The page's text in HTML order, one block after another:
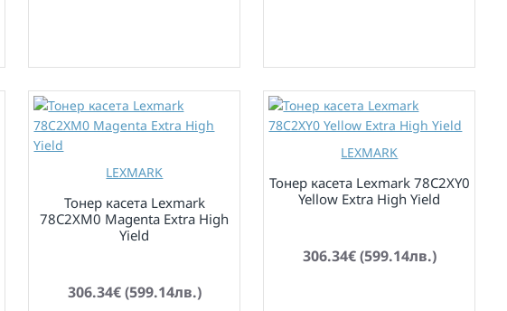
LEXMARK
Тонер касета Lexmark
78C2XM0 Magenta Extra High
Yield
306.34€ (599.14лв.)
LEXMARK
Тонер касета Lexmark 78C2XY0
Yellow Extra High Yield
306.34€ (599.14лв.)